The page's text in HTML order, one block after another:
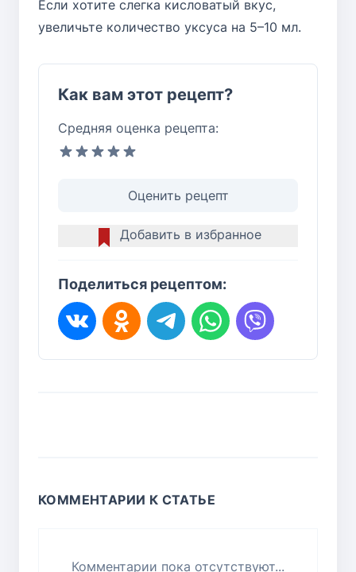
Если хотите слегка кисловатый вкус,
увеличьте количество уксуса на 5–10 мл.
Как вам этот рецепт?
Средняя оценка рецепта:
Оценить рецепт
Добавить в избранное
Поделиться рецептом:
КОММЕНТАРИИ К СТАТЬЕ
Комментарии пока отсутствуют...